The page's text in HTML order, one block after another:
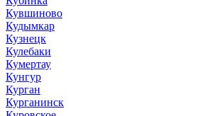
Кувшиново
Кудымкар
Кузнецк
Кулебаки
Кумертау
Кунгур
Курган
Курганинск